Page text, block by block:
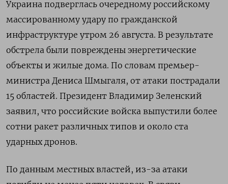
Украина подверглась очередному российскому
массированному удару по гражданской
инфраструктуре утром 26 августа. В результате
обстрела были повреждены энергетические
объекты и жилые дома. По словам премьер-
министра Дениса Шмыгаля, от атаки пострадали
15 областей. Президент Владимир Зеленский
заявил, что российские войска выпустили более
сотни ракет различных типов и около ста
ударных дронов.
По данным местных властей, из-за атаки